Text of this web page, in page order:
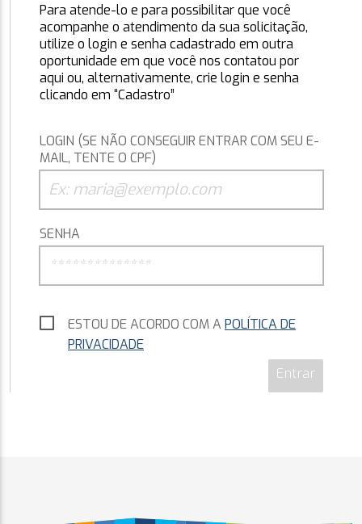
Para atende-lo e para possibilitar que você
acompanhe o atendimento da sua solicitação,
utilize o login e senha cadastrado em outra
oportunidade em que você nos contatou por
aqui ou, alternativamente, crie login e senha
clicando em “Cadastro”
LOGIN (SE NÃO CONSEGUIR ENTRAR COM SEU E-
MAIL, TENTE O CPF)
SENHA
ESTOU DE ACORDO COM A POLÍTICA DE
PRIVACIDADE
Entrar